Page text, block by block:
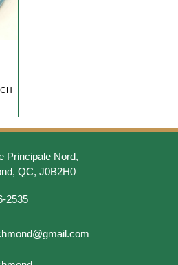
Principale Nord,
QC, J0B2H0
2535